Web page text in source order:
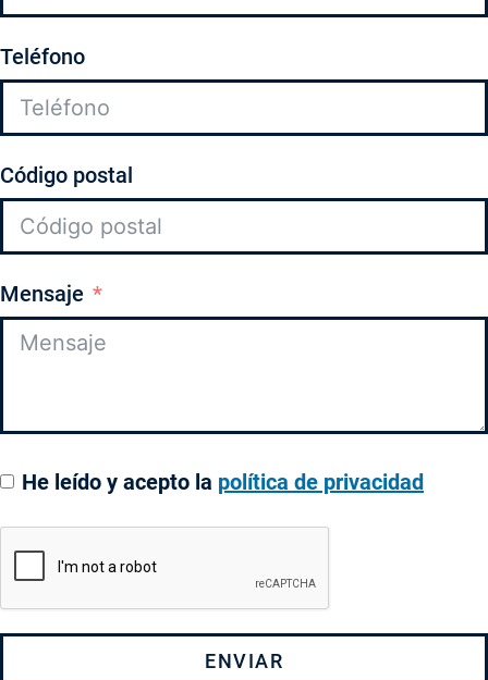
Teléfono
Código postal
Mensaje
He leído y acepto la política de privacidad
ENVIAR